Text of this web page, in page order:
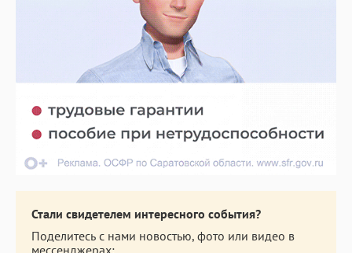
Стали свидетелем интересного события?
Поделитесь с нами новостью, фото или видео в
мессенджерах: